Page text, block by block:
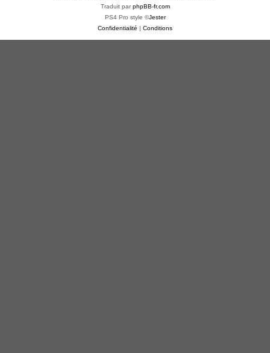
Traduit parphpBB-fr.com
PS4 Pro style ©Jester
Confidentialité | Conditions